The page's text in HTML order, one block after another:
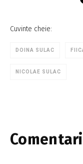
Cuvinte cheie:
DOINA SULAC
NICOLAE SULAC